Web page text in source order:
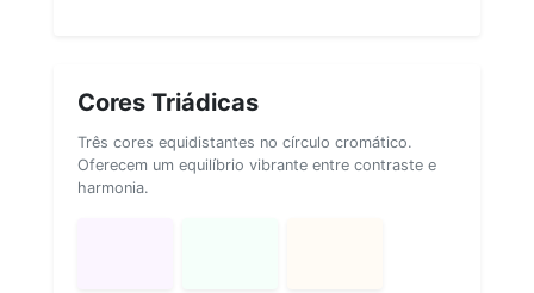
Cores Triádicas
Três cores equidistantes no círculo cromático.
Oferecem um equilíbrio vibrante entre contraste e
harmonia.